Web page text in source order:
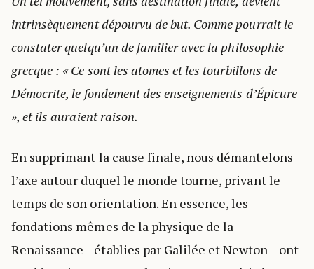
intrinsèquement dépourvu de but. Comme pourrait le
constater quelqu’un de familier avec la philosophie
grecque : « Ce sont les atomes et les tourbillons de
Démocrite, le fondement des enseignements d’Épicure
», et ils auraient raison.
En supprimant la cause finale, nous démantelons
l’axe autour duquel le monde tourne, privant le
temps de son orientation. En essence, les
fondations mêmes de la physique de la
Renaissance—établies par Galilée et Newton—ont